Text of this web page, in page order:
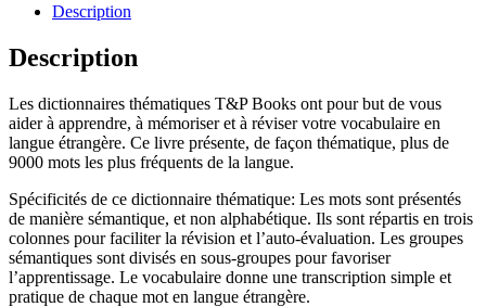
Description
Description
Les dictionnaires thématiques T&P Books ont pour but de vous
aider à apprendre, à mémoriser et à réviser votre vocabulaire en
langue étrangère. Ce livre présente, de façon thématique, plus de
9000 mots les plus fréquents de la langue.
Spécificités de ce dictionnaire thématique: Les mots sont présentés
de manière sémantique, et non alphabétique. Ils sont répartis en trois
colonnes pour faciliter la révision et l’auto-évaluation. Les groupes
sémantiques sont divisés en sous-groupes pour favoriser
l’apprentissage. Le vocabulaire donne une transcription simple et
pratique de chaque mot en langue étrangère.